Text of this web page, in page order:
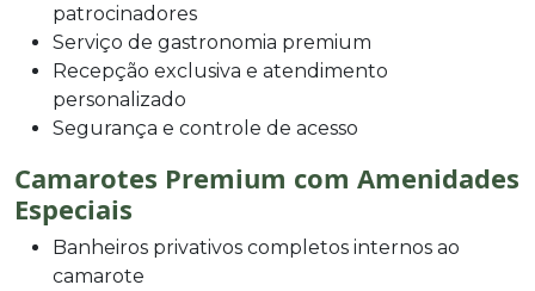
patrocinadores
Serviço de gastronomia premium
Recepção exclusiva e atendimento
personalizado
Segurança e controle de acesso
Camarotes Premium com Amenidades
Especiais
Banheiros privativos completos internos ao
camarote